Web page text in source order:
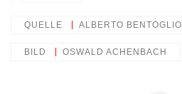
QUELLE ALBERTO BENTOGLIO
BILD OSWALD ACHENBACH